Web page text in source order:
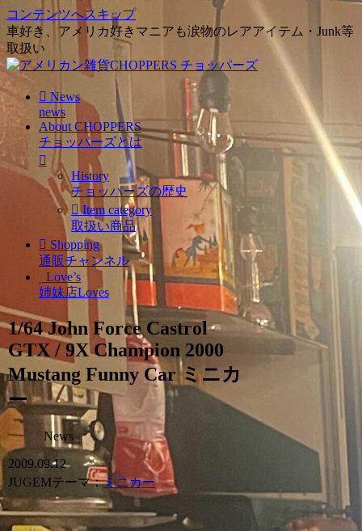
コンテンツへスキップ
車好き、アメリカ好きマニアも涙物のレアアイテム・Junk等
取扱い
News
news
About CHOPPERS
チョッパーズとは
History
チョッパーズの歴史
Item category
取扱い商品
Shopping
通販チャンネル
Love’s
姉妹店Loves
1/64 John Force Castrol
GTX / 9X Champion 2000
Mustang Funny Car ミニカ
ー
News
2009.09.12
JUGEMテーマ：ミニカー